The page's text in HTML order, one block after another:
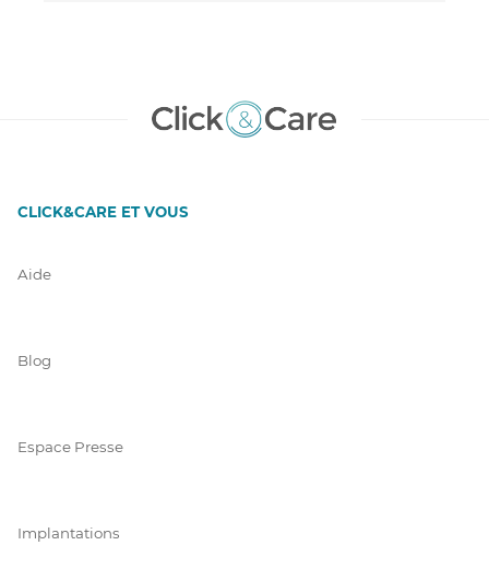
CLICK&CARE ET VOUS
Aide
Blog
Espace Presse
Implantations